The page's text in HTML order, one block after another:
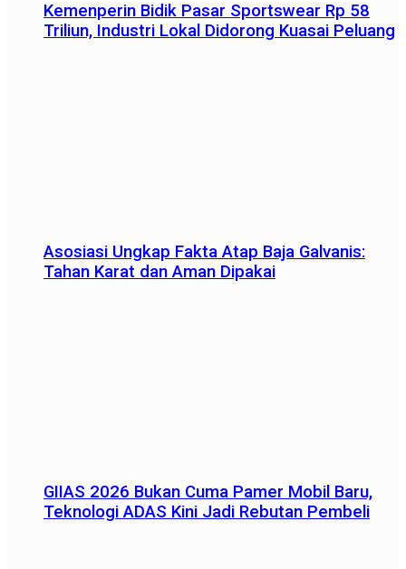
Kemenperin Bidik Pasar Sportswear Rp 58
Triliun, Industri Lokal Didorong Kuasai Peluang
Asosiasi Ungkap Fakta Atap Baja Galvanis:
Tahan Karat dan Aman Dipakai
GIIAS 2026 Bukan Cuma Pamer Mobil Baru,
Teknologi ADAS Kini Jadi Rebutan Pembeli